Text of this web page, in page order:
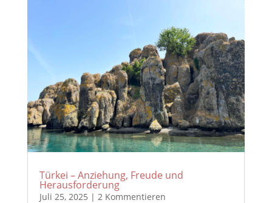
Türkei – Anziehung, Freude und
Herausforderung
Juli 25, 2025 | 2 Kommentieren